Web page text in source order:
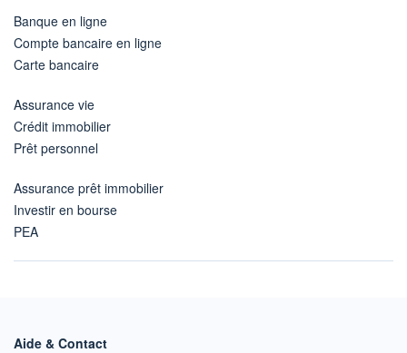
Banque en ligne
Compte bancaire en ligne
Carte bancaire
Assurance vie
Crédit immobilier
Prêt personnel
Assurance prêt immobilier
Investir en bourse
PEA
Aide & Contact